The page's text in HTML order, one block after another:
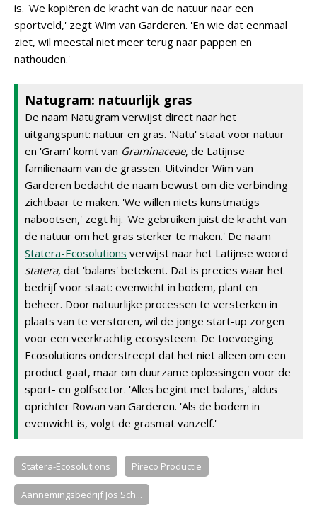
is. 'We kopiëren de kracht van de natuur naar een
sportveld,' zegt Wim van Garderen. 'En wie dat eenmaal
ziet, wil meestal niet meer terug naar pappen en
nathouden.'
Natugram: natuurlijk gras
De naam Natugram verwijst direct naar het
uitgangspunt: natuur en gras. 'Natu' staat voor natuur
en 'Gram' komt van Graminaceae, de Latijnse
familienaam van de grassen. Uitvinder Wim van
Garderen bedacht de naam bewust om die verbinding
zichtbaar te maken. 'We willen niets kunstmatigs
nabootsen,' zegt hij. 'We gebruiken juist de kracht van
de natuur om het gras sterker te maken.' De naam
Statera-Ecosolutions verwijst naar het Latijnse woord
statera, dat 'balans' betekent. Dat is precies waar het
bedrijf voor staat: evenwicht in bodem, plant en
beheer. Door natuurlijke processen te versterken in
plaats van te verstoren, wil de jonge start-up zorgen
voor een veerkrachtig ecosysteem. De toevoeging
Ecosolutions onderstreept dat het niet alleen om een
product gaat, maar om duurzame oplossingen voor de
sport- en golfsector. 'Alles begint met balans,' aldus
oprichter Rowan van Garderen. 'Als de bodem in
evenwicht is, volgt de grasmat vanzelf.'
Statera-Ecosolutions Pireco Productie
Aannemingsbedrijf Jos Sch...